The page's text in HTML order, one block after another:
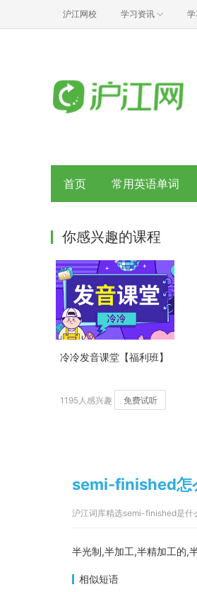
沪江网校 学习资讯
首页 常用英语单词
你感兴趣的课程
冷冷发音课堂【福利班】
1195人感兴趣 免费试听
semi-finished怎
沪江词库精选semi-finished是什
半光制,半加工,半精加工的,
相似短语